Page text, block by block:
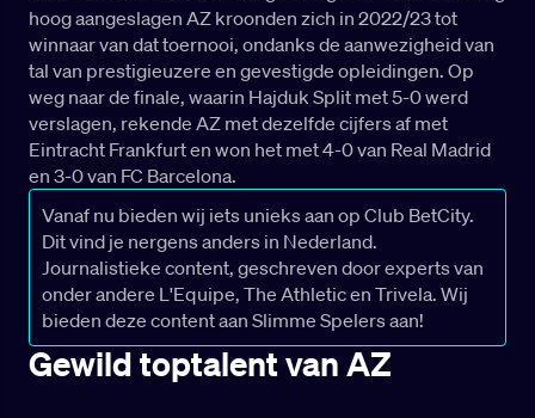
hoog aangeslagen AZ kroonden zich in 2022/23 tot
winnaar van dat toernooi, ondanks de aanwezigheid van
tal van prestigieuzere en gevestigde opleidingen. Op
weg naar de finale, waarin Hajduk Split met 5-0 werd
verslagen, rekende AZ met dezelfde cijfers af met
Eintracht Frankfurt en won het met 4-0 van Real Madrid
en 3-0 van FC Barcelona.
Vanaf nu bieden wij iets unieks aan op Club BetCity.
Dit vind je nergens anders in Nederland.
Journalistieke content, geschreven door experts van
onder andere L'Equipe, The Athletic en Trivela. Wij
bieden deze content aan Slimme Spelers aan!
Gewild toptalent van AZ